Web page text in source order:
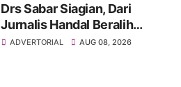
Drs Sabar Siagian, Dari
Jurnalis Handal Beralih
Profesi Jadi Kontraktor
ADVERTORIAL AUG 08, 2026